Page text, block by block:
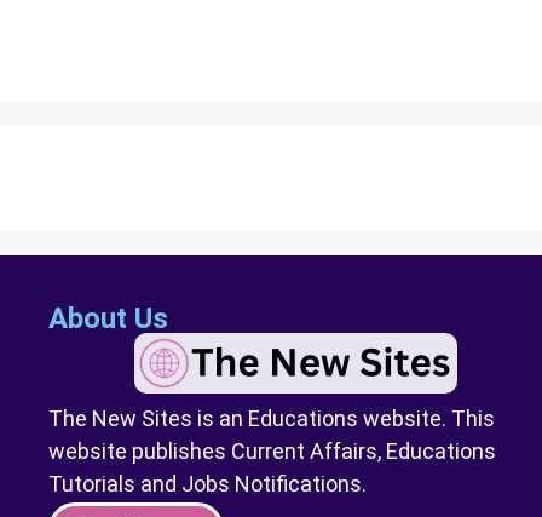
About Us
The New Sites is an Educations website. This
website publishes Current Affairs, Educations
Tutorials and Jobs Notifications.